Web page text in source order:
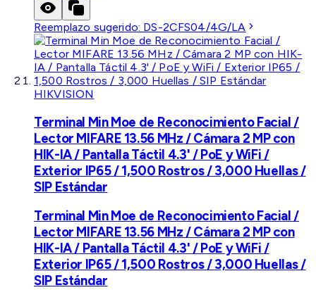
Reemplazo sugerido: DS-2CFS04/4G/LA
HIKVISION
Terminal Min Moe de Reconocimiento Facial /
Lector MIFARE 13.56 MHz / Cámara 2 MP con
HIK-IA / Pantalla Táctil 4.3' / PoE y WiFi /
Exterior IP65 / 1,500 Rostros / 3,000 Huellas /
SIP Estándar
Terminal Min Moe de Reconocimiento Facial /
Lector MIFARE 13.56 MHz / Cámara 2 MP con
HIK-IA / Pantalla Táctil 4.3' / PoE y WiFi /
Exterior IP65 / 1,500 Rostros / 3,000 Huellas /
SIP Estándar